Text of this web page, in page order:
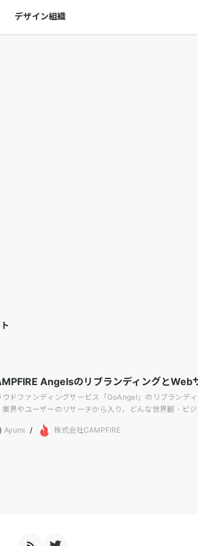
デザイン組織
AngelsのリブランディングとWeb
ウドファンディングサービス「GoAngel」のリブランデ
業界やユーザーのリサーチから入り、どんな世界観・ビ
Ayumi / 株式会社CAMPFIRE